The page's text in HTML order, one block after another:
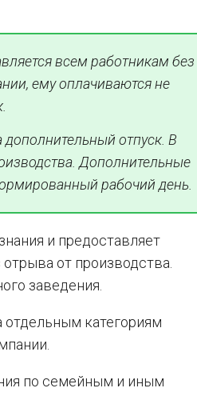
всем работникам без
ему оплачиваются не
отпуск. В
Дополнительные
рабочий день.
и предоставляет
от производства.
заведения.
категориям
по семейным и иным